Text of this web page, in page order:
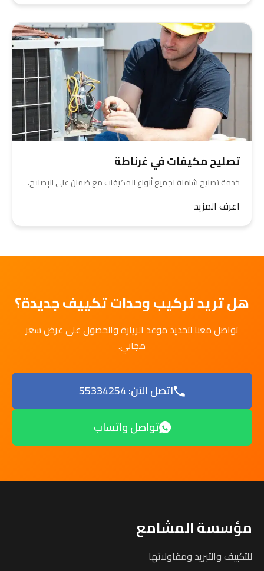
تصليح مكيفات في غرناطة
خدمة تصليح شاملة لجميع أنواع المكيفات مع ضمان على الإصلاح.
اعرف المزيد
هل تريد تركيب وحدات تكييف جديدة؟
تواصل معنا لتحديد موعد الزيارة والحصول على عرض سعر
مجاني.
اتصل الآن: 55334254
تواصل واتساب
مؤسسة المشامع
للتكييف والتبريد ومقاولاتها